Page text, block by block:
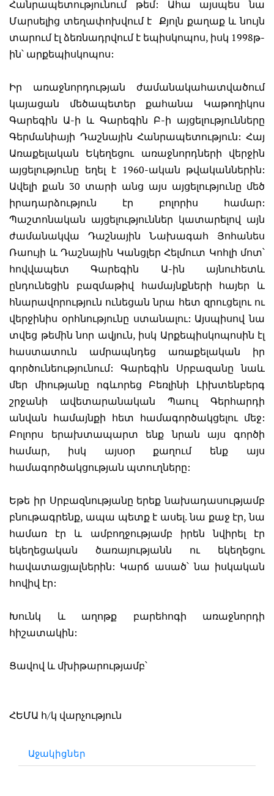
Հանրապետությունում թեմ: Ահա այսպես նա
Մարսելից տեղափոխվում է Քյոլն քաղաք և նույն
տարում էլ ձեռնադրվում է եպիսկոպոս, իսկ 1998թ-
ին՝ արքեպիսկոպոս:
Իր առաջնորդության ժամանակահատվածում
կայացան մեծապետեր քահանա Կաթողիկոս
Գարեգին Ա-ի և Գարեգին Բ-ի այցելությունները
Գերմանիայի Դաշնային Հանրապետություն: Հայ
Առաքելական Եկեղեցու առաջնորդների վերջին
այցելությունը եղել է 1960-ական թվականներին:
Ավելի քան 30 տարի անց այս այցելությունը մեծ
իրադարձություն էր բոլորիս համար:
Պաշտոնական այցելություններ կատարելով այն
ժամանակվա Դաշնային Նախագահ Յոհանես
Ռաույի և Դաշնային Կանցլեր Հելմուտ Կոհլի մոտ՝
հովվապետ Գարեգին Ա-ին այնուհետև
ընդունեցին բազմաթիվ համայնքների հայեր և
հնարավորություն ունեցան նրա հետ զրուցելու ու
վերջինիս օրհնությունը ստանալու: Այսպիսով նա
տվեց թեմին նոր ավյուն, իսկ Արքեպիսկոպոսին էլ
հաստատուն ամրապնդեց առաքելական իր
գործունեությունում: Գարեգին Սրբազանը նաև
մեր միությանը ոգևորեց Բեռլինի Լիխտենբերգ
շրջանի ավետարանական Պաուլ Գերհարդի
անվան համայնքի հետ համագործակցելու մեջ:
Բոլորս երախտապարտ ենք նրան այս գործի
համար, իսկ այսօր քաղում ենք այս
համագործակցության պտուղները:
Եթե իր Սրբազնությանը երեք նախադասությամբ
բնութագրենք, ապա պետք է ասել. նա քաջ էր, նա
համառ էր և ամբողջությամբ իրեն նվիրել էր
եկեղեցական ծառայությանն ու եկեղեցու
հավատացյալներին: Կարճ ասած՝ նա իսկական
հովիվ էր:
Խունկ և աղոթք բարեհոգի առաջնորդի
հիշատակին:
Ցավով և մխիթարությամբ՝
ՀԵՄԱ հ/կ վարչություն
Աջակիցներ